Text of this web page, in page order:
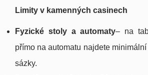
Limity v kamenných casinech
Fyzické stoly a automaty– na
přímo na automatu najdete
sázky.